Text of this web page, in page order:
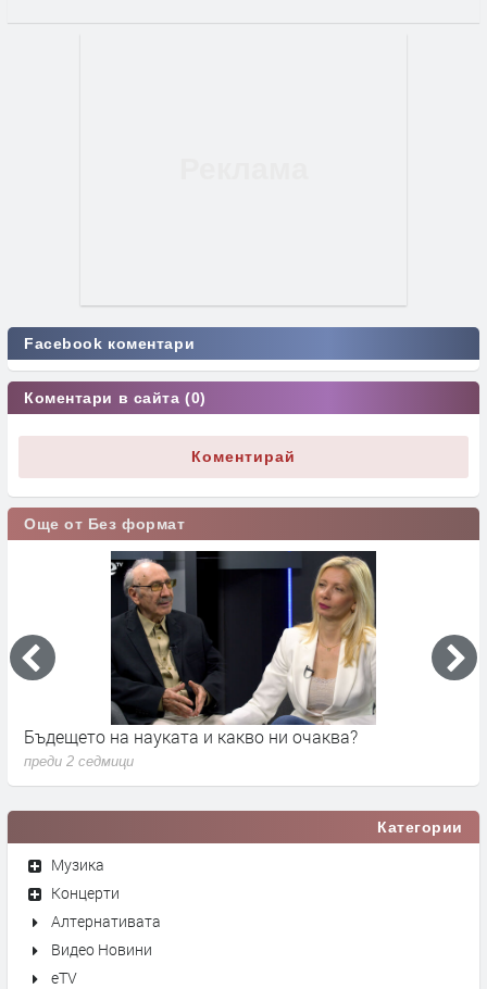
Facebook коментари
Коментари в сайта (0)
Коментирай
Още от Без формат
Бъдещето на науката и какво ни очаква?
преди 2 седмици
Категории
Музика
Концерти
Алтернативата
Видео Новини
eTV